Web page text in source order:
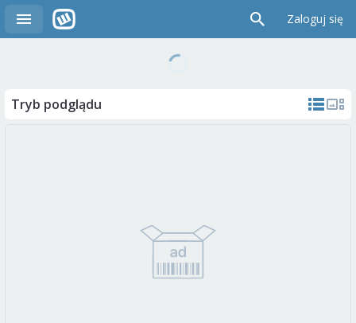
Zaloguj się
Tryb podglądu